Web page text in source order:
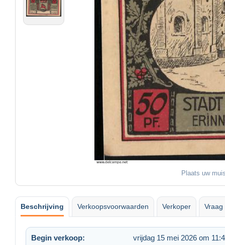
Plaats uw
Beschrijving Verkoopsvoorwaarden Verkoper Vraag
Begin verkoop: vrijdag 15 mei 2026 om